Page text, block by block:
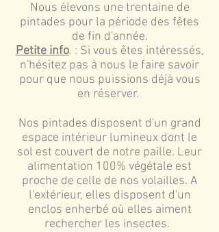
Nous élevons une trentaine de
pintades pour la période des fêtes
de fin d'année.
Petite info. : Si vous êtes intéressés,
n'hésitez pas à nous le faire savoir
pour que nous puissions déjà vous
en réserver.
Nos pintades disposent d'un grand
espace intérieur lumineux dont le
sol est couvert de notre paille. Leur
alimentation 100% végétale est
proche de celle de nos volailles. A
l'extérieur, elles disposent d'un
enclos enherbé où elles aiment
rechercher les insectes.